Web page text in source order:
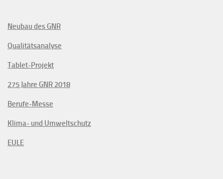
Neubau des GNR
Qualitätsanalyse
Tablet-Projekt
275 Jahre GNR 2018
Berufe-Messe
Klima- und Umweltschutz
EULE